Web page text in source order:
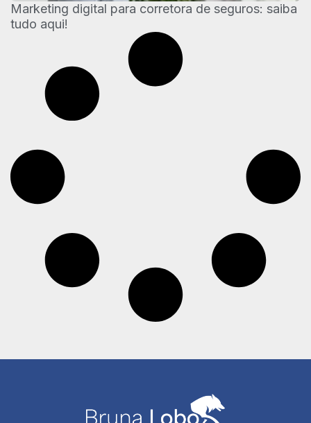
Marketing digital para corretora de seguros: saiba
tudo aqui!